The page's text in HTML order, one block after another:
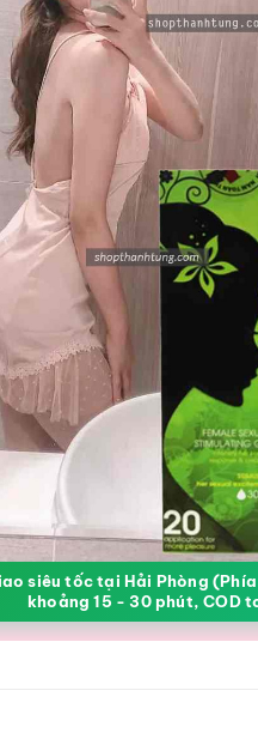
siêu tốc tại Hải Phòng
khoảng 15 - 30 phút, COD